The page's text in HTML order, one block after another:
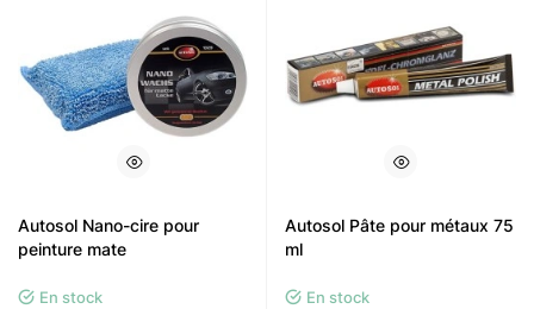
Autosol Nano-cire pour
peinture mate
En stock
Autosol Pâte pour métaux 75
ml
En stock